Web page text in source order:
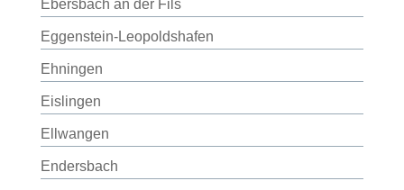
Ebersbach an der Fils
Eggenstein-Leopoldshafen
Ehningen
Eislingen
Ellwangen
Endersbach